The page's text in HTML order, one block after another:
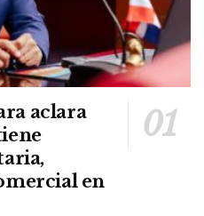
aclara
en